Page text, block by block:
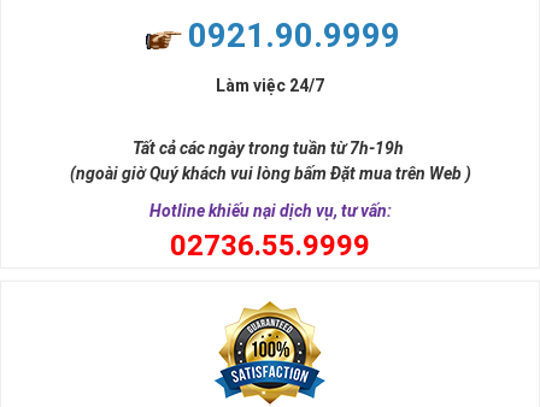
0921.90.9999
Làm việc 24/7
Tất cả các ngày trong tuần từ 7h-19h
(ngoài giờ Quý khách vui lòng bấm Đặt mua trên Web )
Hotline khiếu nại dịch vụ, tư vấn:
02736.55.9999